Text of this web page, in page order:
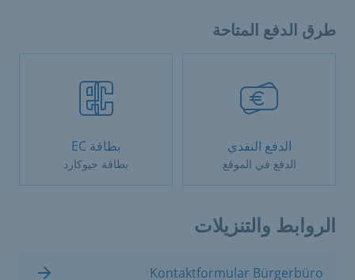
طرق الدفع المتاحة
الدفع النقدي
الدفع في الموقع
بطاقة EC
بطاقة جيوكارد
الروابط والتنزيلات
Kontaktformular Bürgerbüro